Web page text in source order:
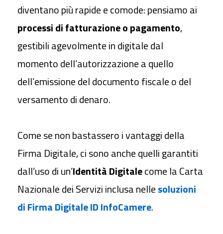
diventano più rapide e comode: pensiamo ai
processi di fatturazione o pagamento,
gestibili agevolmente in digitale dal
momento dell’autorizzazione a quello
dell’emissione del documento fiscale o del
versamento di denaro.
Come se non bastassero i vantaggi della
Firma Digitale, ci sono anche quelli garantiti
dall’uso di un’Identità Digitalecome la Carta
Nazionale dei Servizi inclusa nellesoluzioni
di Firma Digitale ID InfoCamere.